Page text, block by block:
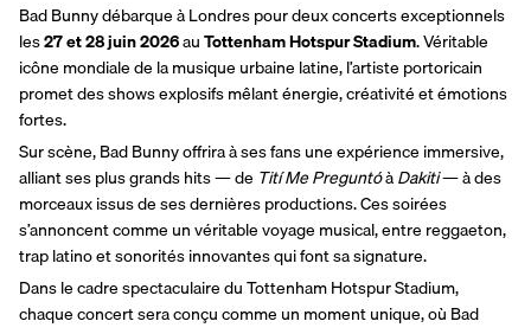
Bad Bunny débarque à Londres pour deux concerts exceptionnels
les 27 et 28 juin 2026 au Tottenham Hotspur Stadium. Véritable
icône mondiale de la musique urbaine latine, l’artiste portoricain
promet des shows explosifs mêlant énergie, créativité et émotions
fortes.
Sur scène, Bad Bunny offrira à ses fans une expérience immersive,
alliant ses plus grands hits — de Tití Me Preguntó à Dakiti — à des
morceaux issus de ses dernières productions. Ces soirées
s’annoncent comme un véritable voyage musical, entre reggaeton,
trap latino et sonorités innovantes qui font sa signature.
Dans le cadre spectaculaire du Tottenham Hotspur Stadium,
chaque concert sera conçu comme un moment unique, où Bad